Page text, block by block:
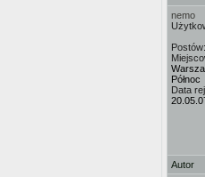
nemo
Postów:
Północ
Data
Autor